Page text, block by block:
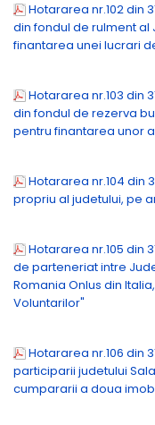
Hotararea nr.102 din
din fondul de rulment al
finantarea unei lucrari
Hotararea nr.103 din
din fondul de rezerva
pentru finantarea unor
Hotararea nr.104 din
propriu al judetului, pe
Hotararea nr.105 din
de parteneriat intre
Romania Onlus din
Voluntarilor"
Hotararea nr.106 din
participarii judetului
cumpararii a doua